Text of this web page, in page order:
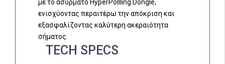
με το ασύρματο HyperPollling Dongle,
ενισχύοντας περαιτέρω την απόκριση και
εξασφαλίζοντας καλύτερη ακεραιότητα
σήματος.
TECH SPECS